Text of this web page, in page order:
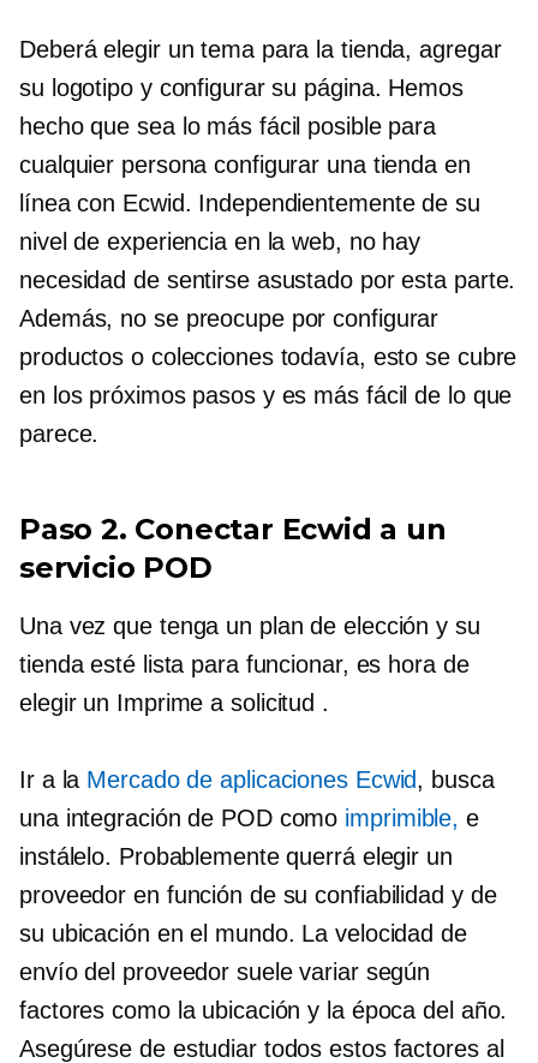
Deberá elegir un tema para la tienda, agregar
su logotipo y configurar su página. Hemos
hecho que sea lo más fácil posible para
cualquier persona configurar una tienda en
línea con Ecwid. Independientemente de su
nivel de experiencia en la web, no hay
necesidad de sentirse asustado por esta parte.
Además, no se preocupe por configurar
productos o colecciones todavía, esto se cubre
en los próximos pasos y es más fácil de lo que
parece.
Paso 2. Conectar Ecwid a un
servicio POD
Una vez que tenga un plan de elección y su
tienda esté lista para funcionar, es hora de
elegir un Imprime a solicitud .
Ir a la Mercado de aplicaciones Ecwid, busca
una integración de POD como imprimible, e
instálelo. Probablemente querrá elegir un
proveedor en función de su confiabilidad y de
su ubicación en el mundo. La velocidad de
envío del proveedor suele variar según
factores como la ubicación y la época del año.
Asegúrese de estudiar todos estos factores al